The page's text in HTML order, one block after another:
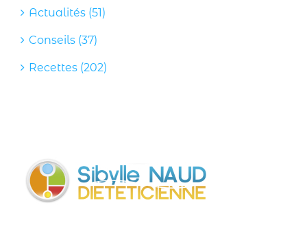
Actualités (51)
Conseils (37)
Recettes (202)